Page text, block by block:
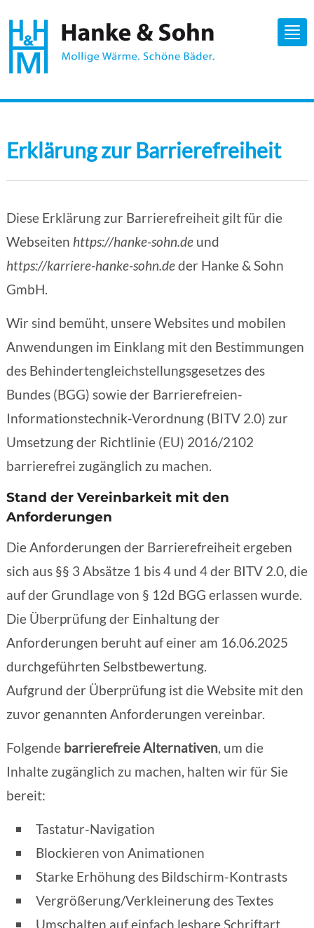
Erklärung zur Barrierefreiheit
Diese Erklärung zur Barrierefreiheit gilt für die
Webseiten https://hanke-sohn.deund
https://karriere-hanke-sohn.deder Hanke & Sohn
GmbH.
Wir sind bemüht, unsere Websites und mobilen
Anwendungen im Einklang mit den Bestimmungen
des Behindertengleichstellungsgesetzes des
Bundes (BGG) sowie der Barrierefreien-
Informationstechnik-Verordnung (BITV 2.0) zur
Umsetzung der Richtlinie (EU) 2016/2102
barrierefrei zugänglich zu machen.
Stand der Vereinbarkeit mit den
Anforderungen
Die Anforderungen der Barrierefreiheit ergeben
sich aus §§ 3 Absätze 1 bis 4 und 4 der BITV 2.0, die
auf der Grundlage von § 12d BGG erlassen wurde.
Die Überprüfung der Einhaltung der
Anforderungen beruht auf einer am 16.06.2025
durchgeführten Selbstbewertung.
Aufgrund der Überprüfung ist die Website mit den
zuvor genannten Anforderungen vereinbar.
Folgende barrierefreie Alternativen, um die
Inhalte zugänglich zu machen, halten wir für Sie
bereit:
Tastatur-Navigation
Blockieren von Animationen
Starke Erhöhung des Bildschirm-Kontrasts
Vergrößerung/Verkleinerung des Textes
Umschalten auf einfach lesbare Schriftart